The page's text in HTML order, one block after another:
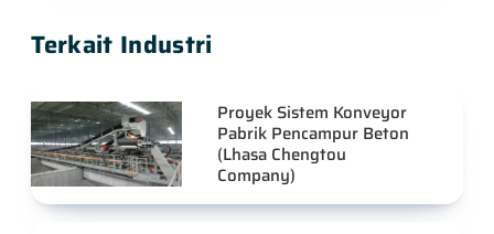
Terkait Industri
Proyek Sistem Konveyor
Pabrik Pencampur Beton
(Lhasa Chengtou
Company)